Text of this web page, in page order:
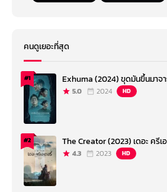
คนดูเยอะที่สุด
#1 Exhuma (2024) ขุดมันขึ้นมาจ
5.0 2024 HD
#2 The Creator (2023) เดอะ ครีเ
4.3 2023 HD